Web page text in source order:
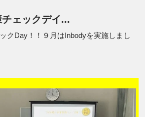
ェックデイ...
クDay！！９月はInbodyを実施しまし